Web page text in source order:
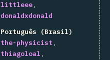
littleee
donaldxdonald
Português (Brasil)
the-physicist
thiagoloal